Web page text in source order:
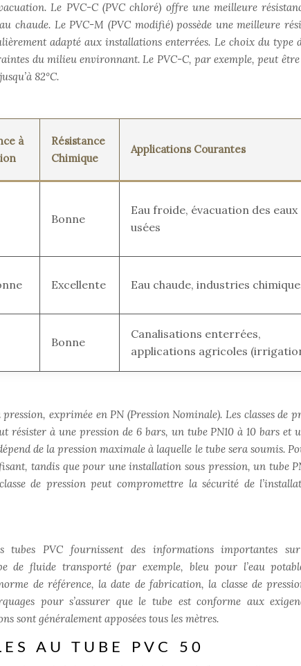
Le PVC-C (PVC chloré) offre une meilleure
chaude. Le PVC-M (PVC modifié) possède une meilleure
adapté aux installations enterrées. Le choix du type
du milieu environnant. Le PVC-C, par exemple, peut
82°C.
à
Résistance
Chimique
Applications Courantes
Bonne
Eau froide, évacuation des eaux
usées
Excellente Eau chaude, industries
Bonne
Canalisations enterrées,
applications agricoles
exprimée en PN (Pression Nominale). Les classes de
résister à une pression de 6 bars, un tube PN10 à 10 bars et
de la pression maximale à laquelle le tube sera soumis.
tandis que pour une installation sous pression, un tube
de pression peut compromettre la sécurité de
tubes PVC fournissent des informations importantes
de fluide transporté (par exemple, bleu pour l’eau
de référence, la date de fabrication, la classe de
pour s’assurer que le tube est conforme aux
sont généralement apposées tous les mètres.
AU TUBE PVC 50